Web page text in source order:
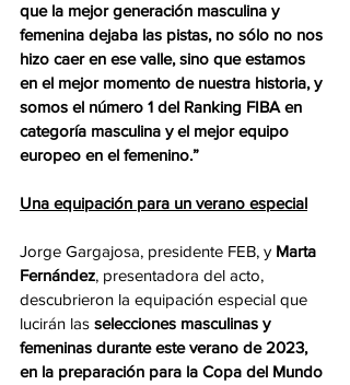
que la mejor generación masculina y
femenina dejaba las pistas, no sólo no nos
hizo caer en ese valle, sino que estamos
en el mejor momento de nuestra historia, y
somos el número 1 del Ranking FIBA en
categoría masculina y el mejor equipo
europeo en el femenino.”
Una equipación para un verano especial
Jorge Gargajosa, presidente FEB, y Marta
Fernández, presentadora del acto,
descubrieron la equipación especial que
lucirán las selecciones masculinas y
femeninas durante este verano de 2023,
en la preparación para la Copa del Mundo